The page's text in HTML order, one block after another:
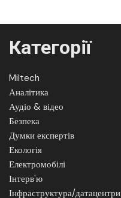
Категорії
Miltech
Аналітика
Аудіо & відео
Безпека
Думки експертів
Екологія
Електромобілі
Інтерв'ю
Інфраструктура/датацентри